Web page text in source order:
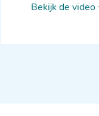
Bekijk de video